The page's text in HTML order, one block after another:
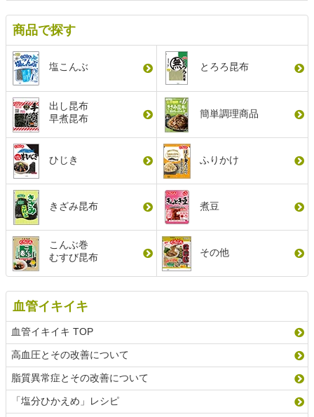
商品で探す
塩こんぶ とろろ昆布
出し昆布
早煮昆布
簡単調理商品
ひじき ふりかけ
きざみ昆布 煮豆
こんぶ巻
むすび昆布
その他
血管イキイキ
血管イキイキ TOP
高血圧とその改善について
脂質異常症とその改善について
「塩分ひかえめ」レシピ